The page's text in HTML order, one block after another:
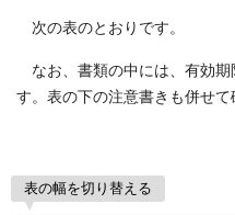
次の表のとおりです。
なお、書類の中には、有効期
す。表の下の注意書きも併せて
表の幅を切り替える